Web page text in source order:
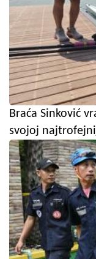
Braća Sinković
svojoj